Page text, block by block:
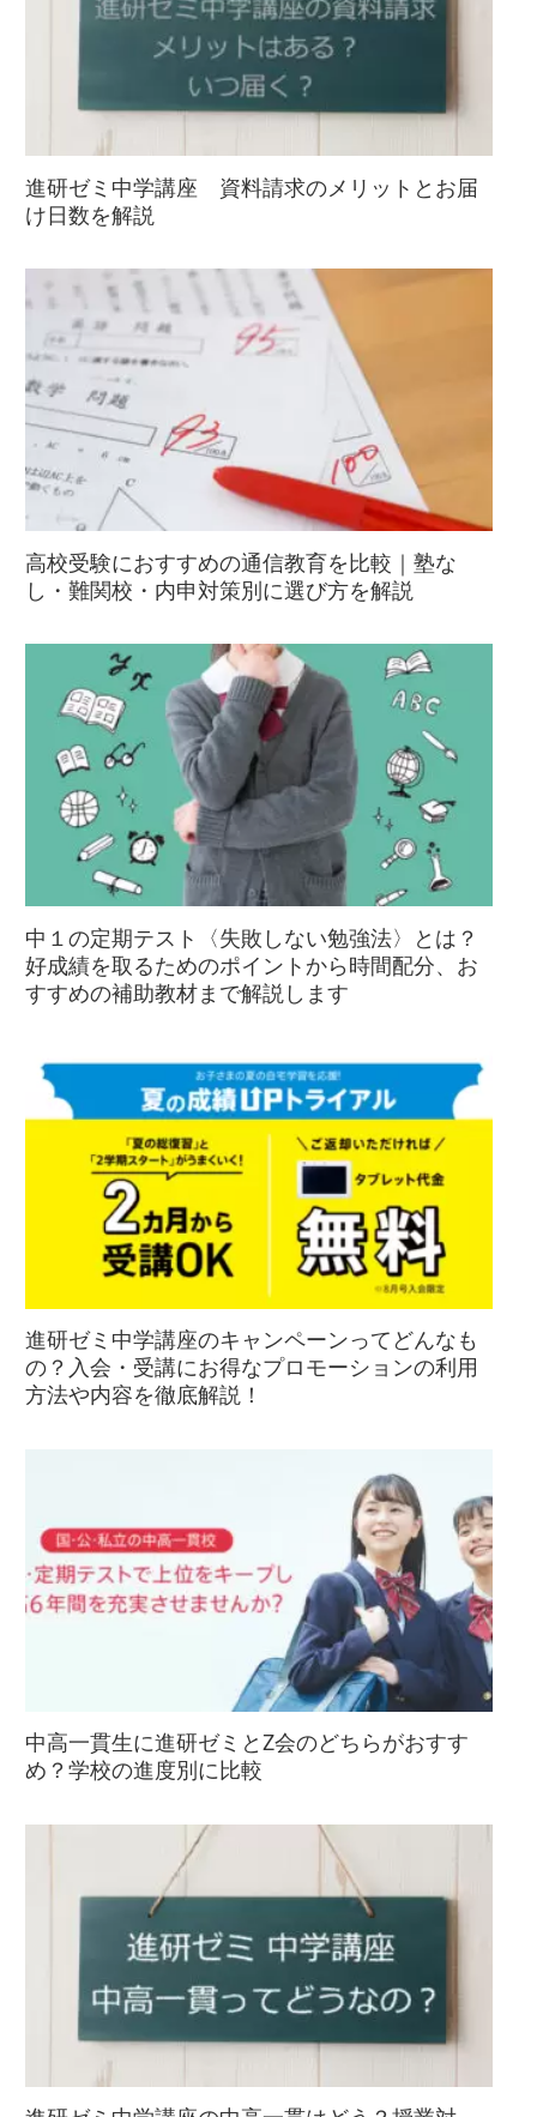
進研ゼミ中学講座 資料請求のメリットとお届
け日数を解説
高校受験におすすめの通信教育を比較｜塾な
し・難関校・内申対策別に選び方を解説
中１の定期テスト〈失敗しない勉強法〉とは？
好成績を取るためのポイントから時間配分、お
すすめの補助教材まで解説します
進研ゼミ中学講座のキャンペーンってどんなも
の？入会・受講にお得なプロモーションの利用
方法や内容を徹底解説！
中高一貫生に進研ゼミとZ会のどちらがおすす
め？学校の進度別に比較